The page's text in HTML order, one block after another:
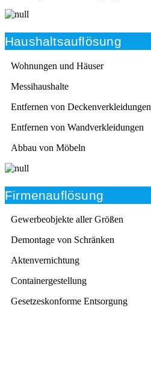
Haushaltsauflösung
Wohnungen und Häuser
Messihaushalte
Entfernen von Deckenverkleidungen
Entfernen von Wandverkleidungen
Abbau von Möbeln
Firmenauflösung
Gewerbeobjekte aller Größen
Demontage von Schränken
Aktenvernichtung
Containergestellung
Gesetzeskonforme Entsorgung